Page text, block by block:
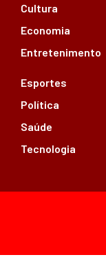
Cultura
Economia
Entretenimento
Esportes
Política
Saúde
Tecnologia